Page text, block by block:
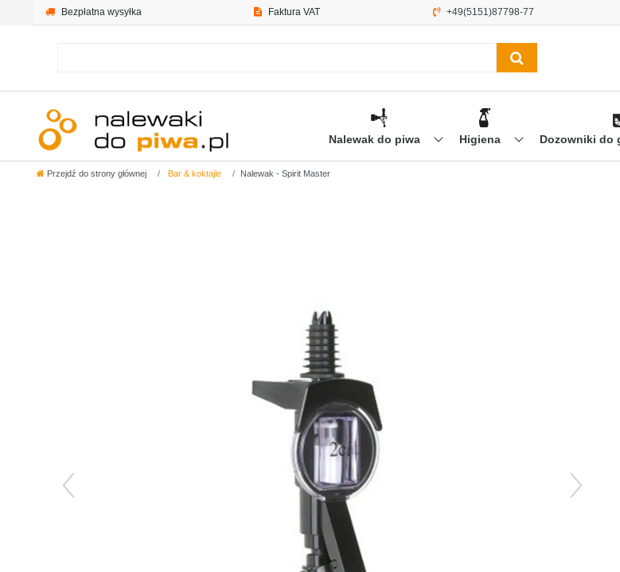
Bezpłatna wysyłka Faktura VAT +49(5151)87798-77
Nalewak do piwa Higiena Dozowniki do
Przejdź do strony głównej Bar & koktajle Nalewak - Spirit Master